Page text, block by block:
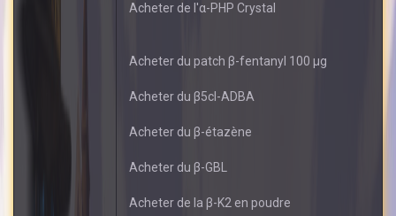
Acheter de l'α-PHP Crystal
Acheter du patch β-fentanyl 100 μg
Acheter du β5cl-ADBA
Acheter du β-étazène
Acheter du β-GBL
Acheter de la β-K2 en poudre